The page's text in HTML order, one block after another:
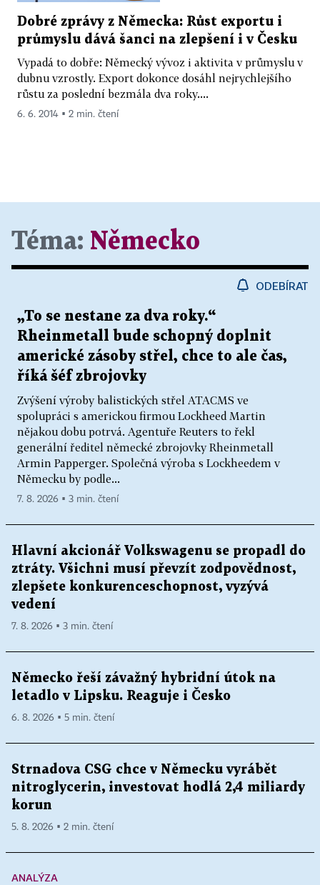
Dobré zprávy z Německa: Růst exportu i
průmyslu dává šanci na zlepšení i v Česku
Vypadá to dobře: Německý vývoz i aktivita v průmyslu v
dubnu vzrostly. Export dokonce dosáhl nejrychlejšího
růstu za poslední bezmála dva roky....
6. 6. 2014 ▪ 2 min. čtení
Téma: Německo
ODEBÍRAT
„To se nestane za dva roky.“
Rheinmetall bude schopný doplnit
americké zásoby střel, chce to ale čas,
říká šéf zbrojovky
Zvýšení výroby balistických střel ATACMS ve
spolupráci s americkou firmou Lockheed Martin
nějakou dobu potrvá. Agentuře Reuters to řekl
generální ředitel německé zbrojovky Rheinmetall
Armin Papperger. Společná výroba s Lockheedem v
Německu by podle...
7. 8. 2026 ▪ 3 min. čtení
Hlavní akcionář Volkswagenu se propadl do
ztráty. Všichni musí převzít zodpovědnost,
zlepšete konkurenceschopnost, vyzývá
vedení
7. 8. 2026 ▪ 3 min. čtení
Německo řeší závažný hybridní útok na
letadlo v Lipsku. Reaguje i Česko
6. 8. 2026 ▪ 5 min. čtení
Strnadova CSG chce v Německu vyrábět
nitroglycerin, investovat hodlá 2,4 miliardy
korun
5. 8. 2026 ▪ 2 min. čtení
ANALÝZA